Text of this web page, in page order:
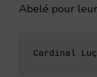
Abelé pour
Cardinal